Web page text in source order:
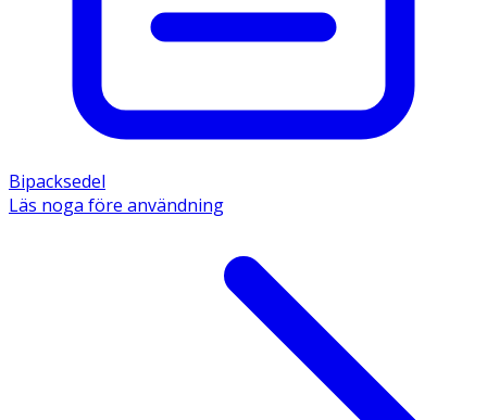
Bipacksedel
Läs noga före användning